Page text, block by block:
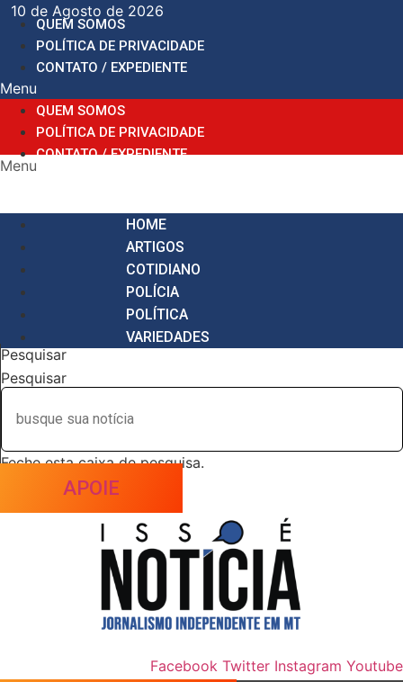
para
conteúdo
10 de Agosto de 2026
QUEM SOMOS
POLÍTICA DE PRIVACIDADE
CONTATO / EXPEDIENTE
Menu
QUEM SOMOS
POLÍTICA DE PRIVACIDADE
CONTATO / EXPEDIENTE
Menu
HOME
ARTIGOS
COTIDIANO
POLÍCIA
POLÍTICA
VARIEDADES
Pesquisar
Pesquisar
Feche esta caixa de pesquisa.
APOIE
Facebook Twitter Instagram Youtube